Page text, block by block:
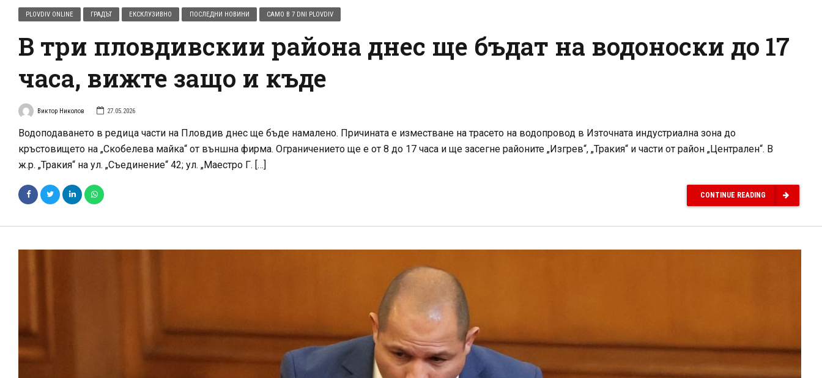
PLOVDIV ONLINE ГРАДЪТ ЕКСКЛУЗИВНО ПОСЛЕДНИ НОВИНИ САМО В 7 DNI PLOVDIV
В три пловдивскии района днес ще бъдат на водоноски до 17
часа, вижте защо и къде
Виктор Николов 27.05.2026
Водоподаването в редица части на Пловдив днес ще бъде намалено. Причината е изместване на трасето на водопровод в Източната индустриална зона до
кръстовището на „Скобелева майка“ от външна фирма. Ограничението ще е от 8 до 17 часа и ще засегне районите „Изгрев“, „Тракия“ и части от район „Централен“. В
ж.р. „Тракия“ на ул. „Съединение“ 42; ул. „Маестро Г. […]
CONTINUE READING